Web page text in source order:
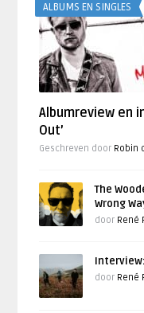
ALBUMS EN SINGLES
Albumreview en
Out’
Geschreven door Robin
The
Wrong
door René
door René